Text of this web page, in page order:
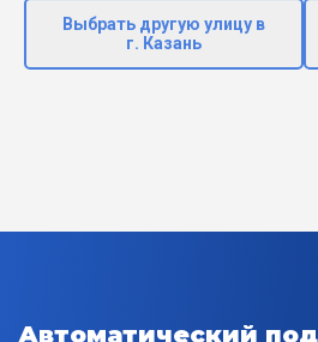
Выбрать другую улицу в
г. Казань
Автоматический